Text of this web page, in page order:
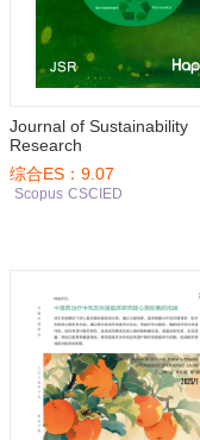
Journal of Sustainability
Research
综合ES：9.07
Scopus CSCIED